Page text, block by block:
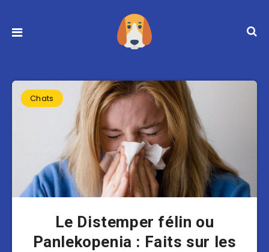
Chats
Le Distemper félin ou
Panlekopenia : Faits sur les